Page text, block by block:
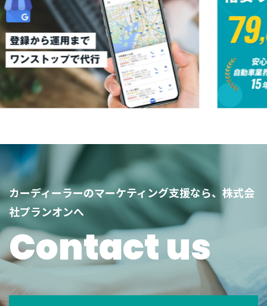
カーディーラーのマーケティング支援なら、株式会
社プランオンへ
Contact us